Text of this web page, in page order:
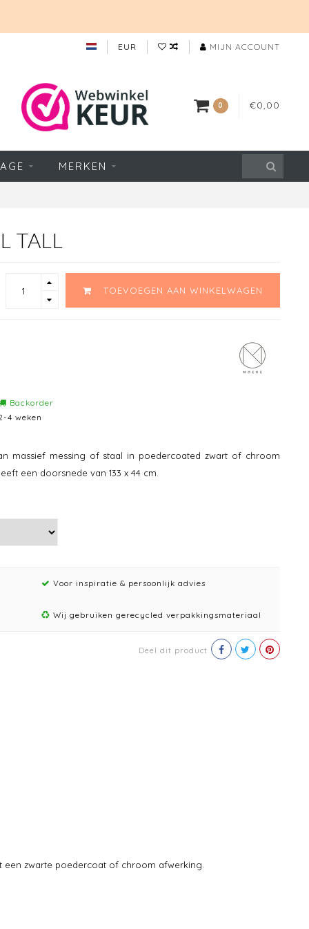
EUR MIJN ACCOUNT
0 €0,00
MERKEN
TALL
TOEVOEGEN AAN WINKELWAGEN
Backorder
4 weken
massief messing of staal in poedercoated zwart of chroom
een doorsnede van 133 x 44 cm.
Voor inspiratie & persoonlijk advies
Wij gebruiken gerecycled verpakkingsmateriaal
Deel dit product
zwarte poedercoat of chroom afwerking.